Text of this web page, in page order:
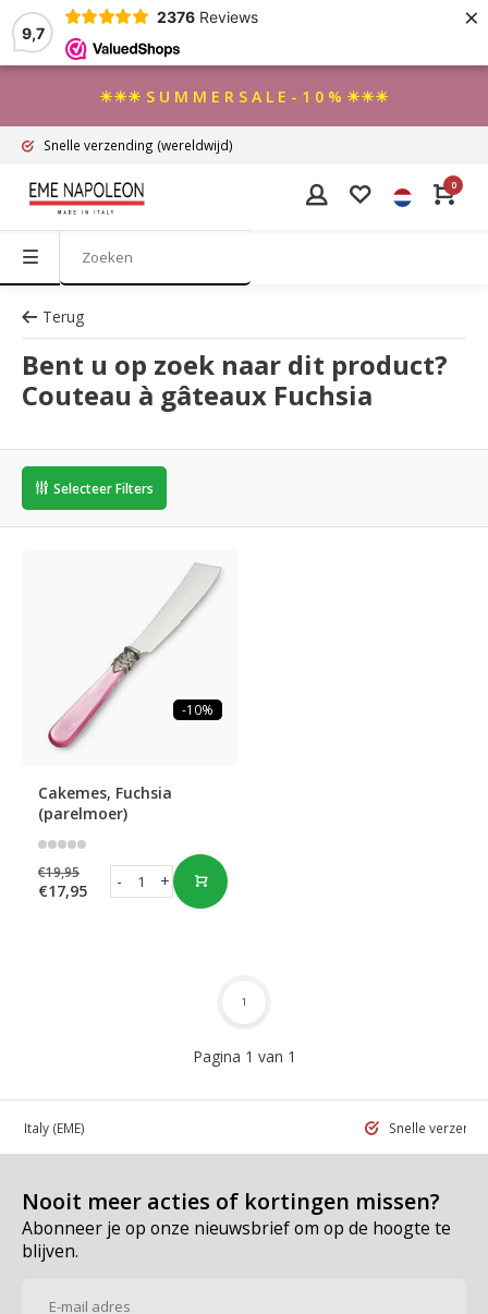
9,7
2376 Reviews ×
☀☀☀ S U M M E R S A L E - 1 0 % ☀☀☀
Snelle verzending (wereldwijd)
0
Terug
Bent u op zoek naar dit product?
Couteau à gâteaux Fuchsia
Selecteer Filters
-10%
Cakemes, Fuchsia
(parelmoer)
€19,95
€17,95 +
-
Pagina 1 van 1
1
in Italy (EME) Snelle
Nooit meer acties of kortingen missen?
Abonneer je op onze nieuwsbrief om op de hoogte te
blijven.